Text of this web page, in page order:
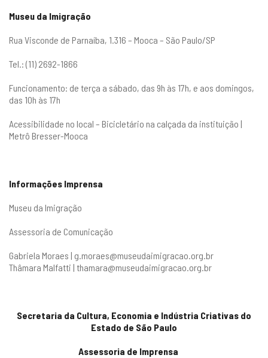
Museu da Imigração
Rua Visconde de Parnaíba, 1.316 – Mooca – São Paulo/SP
Tel.: (11) 2692-1866
Funcionamento: de terça a sábado, das 9h às 17h, e aos domingos,
das 10h às 17h
Acessibilidade no local – Bicicletário na calçada da instituição |
Metrô Bresser-Mooca
Informações Imprensa
Museu da Imigração
Assessoria de Comunicação
Gabriela Moraes | g.moraes@museudaimigracao.org.br
Thâmara Malfatti | thamara@museudaimigracao.org.br
Secretaria da Cultura, Economia e Indústria Criativas do
Estado de São Paulo
Assessoria de Imprensa